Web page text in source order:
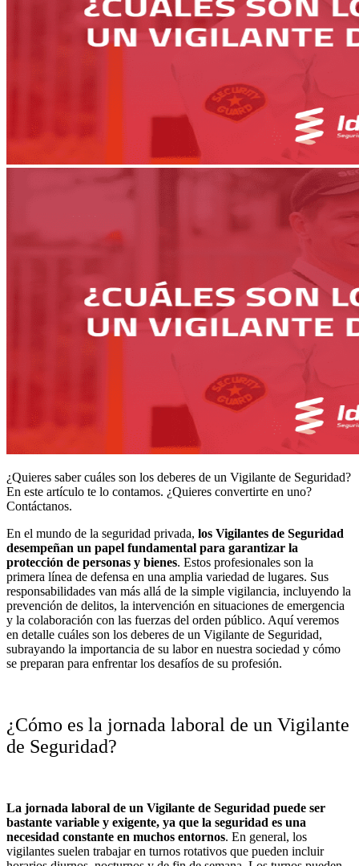
¿Quieres saber cuáles son los deberes de un Vigilante de Seguridad?
En este artículo te lo contamos. ¿Quieres convertirte en uno?
Contáctanos.
En el mundo de la seguridad privada, los Vigilantes de Seguridad
desempeñan un papel fundamental para garantizar la
protección de personas y bienes. Estos profesionales son la
primera línea de defensa en una amplia variedad de lugares. Sus
responsabilidades van más allá de la simple vigilancia, incluyendo la
prevención de delitos, la intervención en situaciones de emergencia
y la colaboración con las fuerzas del orden público. Aquí veremos
en detalle cuáles son los deberes de un Vigilante de Seguridad,
subrayando la importancia de su labor en nuestra sociedad y cómo
se preparan para enfrentar los desafíos de su profesión.
¿Cómo es la jornada laboral de un Vigilante
de Seguridad?
La jornada laboral de un Vigilante de Seguridad puede ser
bastante variable y exigente, ya que la seguridad es una
necesidad constante en muchos entornos. En general, los
vigilantes suelen trabajar en turnos rotativos que pueden incluir